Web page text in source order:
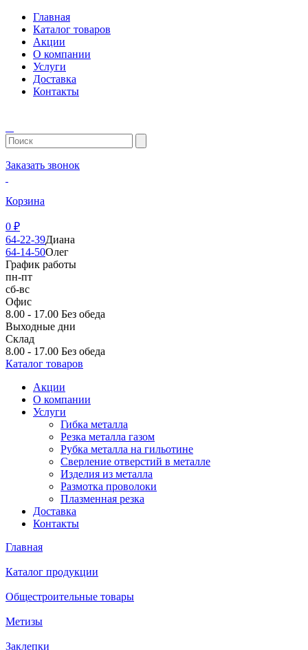
Главная
Каталог товаров
Акции
О компании
Услуги
Доставка
Контакты
Заказать звонок
Корзина
0 ₽
64-22-39Диана
64-14-50Олег
График работы
пн-пт
сб-вс
Офис
8.00 - 17.00 Без обеда
Выходные дни
Склад
8.00 - 17.00 Без обеда
Каталог товаров
Акции
О компании
Услуги
Гибка металла
Резка металла газом
Рубка металла на гильотине
Сверление отверстий в металле
Изделия из металла
Размотка проволоки
Плазменная резка
Доставка
Контакты
Главная
Каталог продукции
Общестроительные товары
Метизы
Заклепки